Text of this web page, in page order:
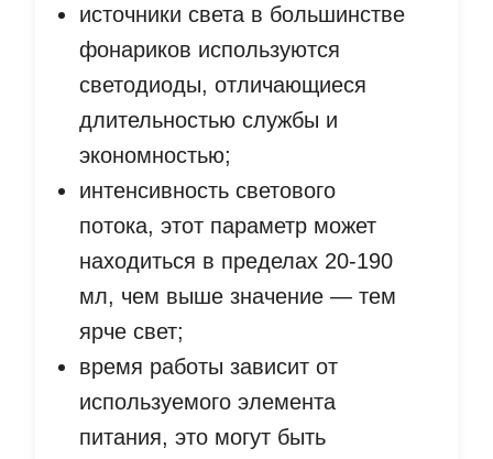
источники света в большинстве
фонариков используются
светодиоды, отличающиеся
длительностью службы и
экономностью;
интенсивность светового
потока, этот параметр может
находиться в пределах 20-190
мл, чем выше значение — тем
ярче свет;
время работы зависит от
используемого элемента
питания, это могут быть